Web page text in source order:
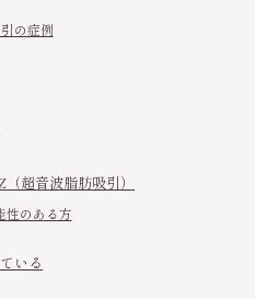
の症例
超音波脂肪吸引）
性のある方
いる